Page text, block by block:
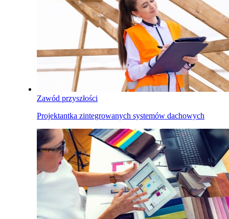
Zawód przyszłości
Projektantka zintegrowanych systemów dachowych